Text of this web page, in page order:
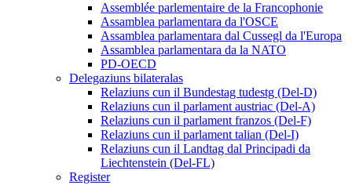
Assemblée parlementaire de la Francophonie
Assamblea parlamentara da l'OSCE
Assamblea parlamentara dal Cussegl da l'Europa
Assamblea parlamentara da la NATO
PD-OECD
Delegaziuns bilateralas
Relaziuns cun il Bundestag tudestg (Del-D)
Relaziuns cun il parlament austriac (Del-A)
Relaziuns cun il parlament franzos (Del-F)
Relaziuns cun il parlament talian (Del-I)
Relaziuns cun il Landtag dal Principadi da
Liechtenstein (Del-FL)
Register